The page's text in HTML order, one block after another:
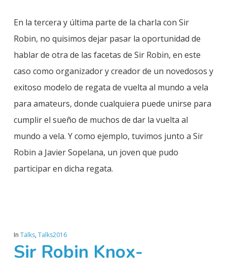
En la tercera y última parte de la charla con Sir
Robin, no quisimos dejar pasar la oportunidad de
hablar de otra de las facetas de Sir Robin, en este
caso como organizador y creador de un novedosos y
exitoso modelo de regata de vuelta al mundo a vela
para amateurs, donde cualquiera puede unirse para
cumplir el sueño de muchos de dar la vuelta al
mundo a vela. Y como ejemplo, tuvimos junto a Sir
Robin a Javier Sopelana, un joven que pudo
participar en dicha regata.
In Talks, Talks2016
Sir Robin Knox-